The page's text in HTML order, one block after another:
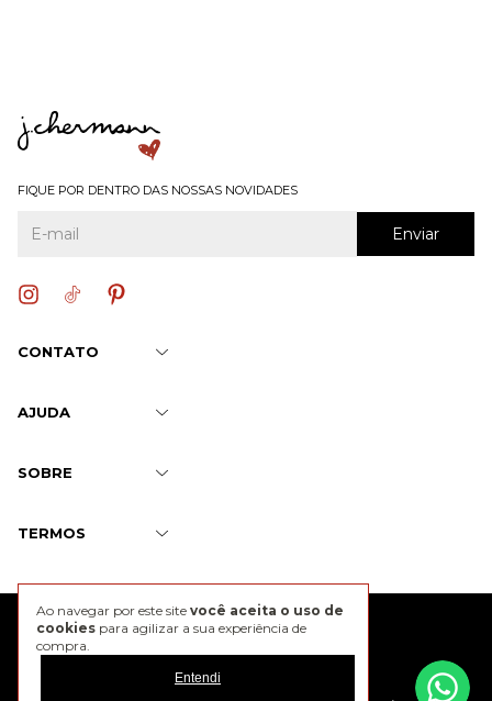
Ao navegar por este site você aceita o uso de
cookies para agilizar a sua experiência de
compra.
Entendi
FIQUE POR DENTRO DAS NOSSAS NOVIDADES
CONTATO
AJUDA
SOBRE
TERMOS
@2026 J. Chermann